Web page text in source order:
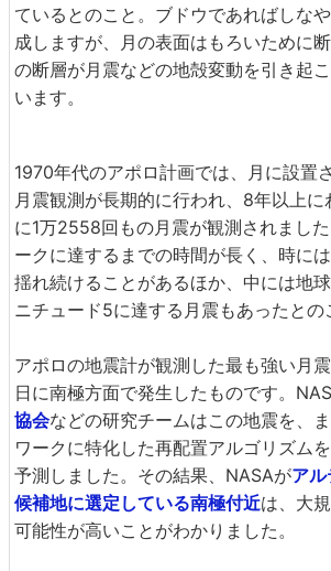
ているとのこと。ブドウであればしな
成しますが、月の表面はもろいために
の断層が月震などの地殻変動を引き起
います。
1970年代のアポロ計画では、月に設置
月震観測が長期的に行われ、8年以上に
に1万2558回もの月震が観測されまし
ークに達するまでの時間が長く、時に
揺れ続けることがあるほか、中には地
ニチュード5に達する月震もあったとの
アポロの地震計が観測した最も強い月
日に南極方面で発生したものです。
協会などの研究チームはこの地震を、
ワークに特化した再配置アルゴリズム
予測しました。その結果、NASAがア
候補地に選定している南極付近は、大
可能性が高いことがわかりました。